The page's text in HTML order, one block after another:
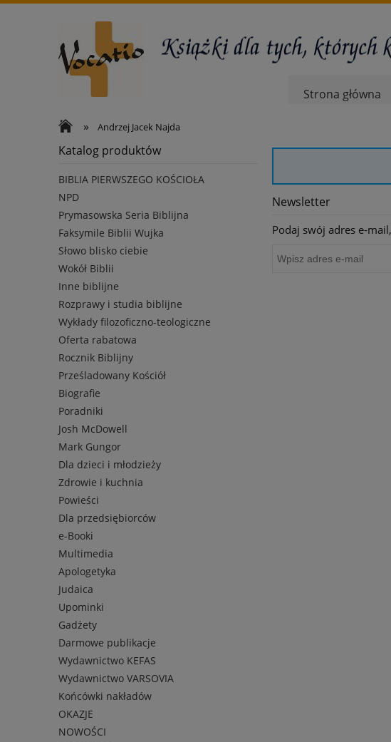
Strona główna
» Andrzej Jacek Najda
Katalog produktów
BIBLIA PIERWSZEGO KOŚCIOŁA
NPD
Prymasowska Seria Biblijna
Faksymile Biblii Wujka
Słowo blisko ciebie
Wokół Biblii
Inne biblijne
Rozprawy i studia biblijne
Wykłady filozoficzno-teologiczne
Oferta rabatowa
Rocznik Biblijny
Prześladowany Kościół
Biografie
Poradniki
Josh McDowell
Mark Gungor
Dla dzieci i młodzieży
Zdrowie i kuchnia
Powieści
Dla przedsiębiorców
e-Booki
Multimedia
Apologetyka
Judaica
Upominki
Gadżety
Darmowe publikacje
Wydawnictwo KEFAS
Wydawnictwo VARSOVIA
Końcówki nakładów
OKAZJE
NOWOŚCI
Newsletter
Podaj swój adres e-